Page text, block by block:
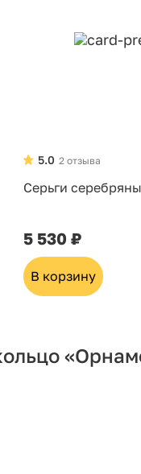
2 отзыва
5.0
Серьги
5 530 ₽
В корзину